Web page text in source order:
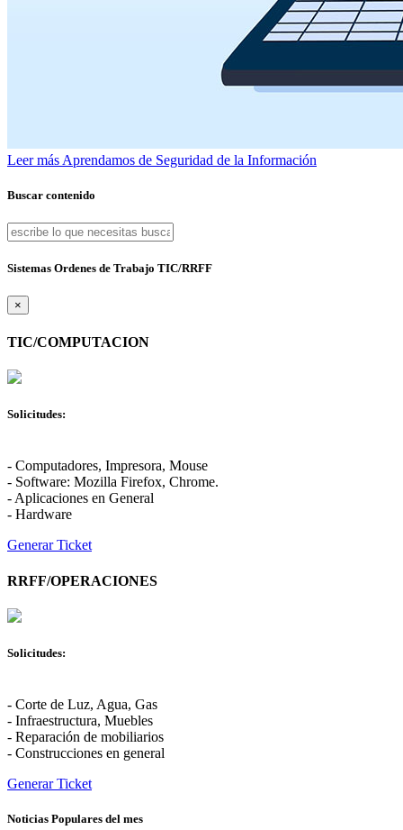
Leer más Aprendamos de Seguridad de la Información
Buscar contenido
Sistemas Ordenes de Trabajo TIC/RRFF
×
TIC/COMPUTACION
Solicitudes:
- Computadores, Impresora, Mouse
- Software: Mozilla Firefox, Chrome.
- Aplicaciones en General
- Hardware
Generar Ticket
RRFF/OPERACIONES
Solicitudes:
- Corte de Luz, Agua, Gas
- Infraestructura, Muebles
- Reparación de mobiliarios
- Construcciones en general
Generar Ticket
Noticias Populares del mes